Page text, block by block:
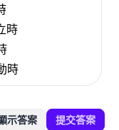
時
時
示答案 提交答案